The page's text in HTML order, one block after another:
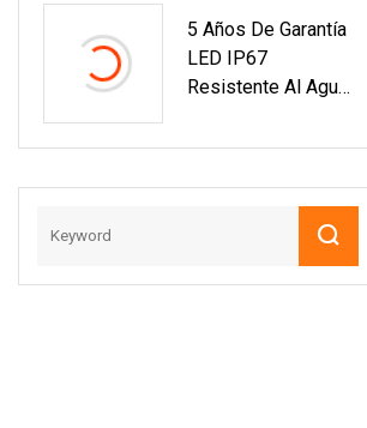
Transformador Del
Vehículo 24VDC
5 Años De Garantía
LED IP67
Resistente Al Agua
Aluminio 30W 40W
80W 90W 100W
120W Farola Solar
Uno